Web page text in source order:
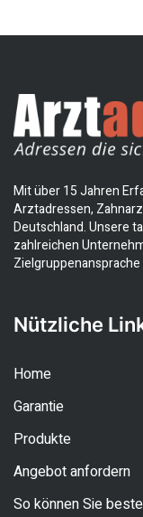
Mit über 15 Jahren
Arztadressen,
Deutschland. Unsere
zahlreichen
Nützliche
Home
Garantie
Produkte
Angebot anfordern
So können Sie